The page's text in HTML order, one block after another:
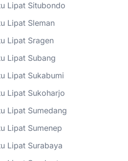
Lipat Situbondo
Lipat Sleman
Lipat Sragen
Lipat Subang
Lipat Sukabumi
Lipat Sukoharjo
Lipat Sumedang
Lipat Sumenep
Lipat Surabaya